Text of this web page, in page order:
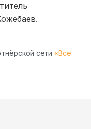
сети «Все